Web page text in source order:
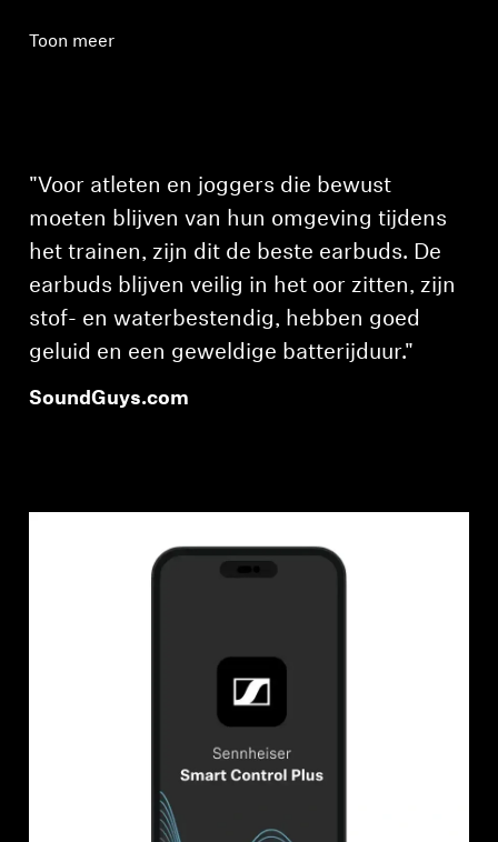
Toon meer
"Voor atleten en joggers die bewust
moeten blijven van hun omgeving tijdens
het trainen, zijn dit de beste earbuds. De
earbuds blijven veilig in het oor zitten, zijn
stof- en waterbestendig, hebben goed
geluid en een geweldige batterijduur."
SoundGuys.com